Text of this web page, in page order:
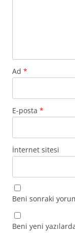
Ad *
E-posta *
İnternet sitesi
Beni sonraki
Beni yeni